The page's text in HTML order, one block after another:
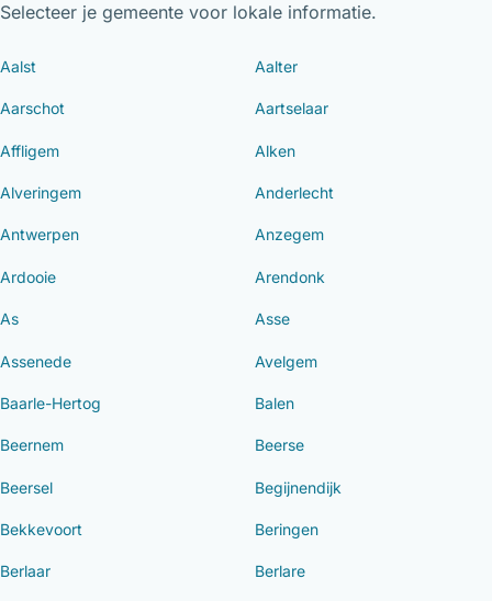
Selecteer je gemeente voor lokale informatie.
Aalst Aalter
Aarschot Aartselaar
Affligem Alken
Alveringem Anderlecht
Antwerpen Anzegem
Ardooie Arendonk
As Asse
Assenede Avelgem
Baarle-Hertog Balen
Beernem Beerse
Beersel Begijnendijk
Bekkevoort Beringen
Berlaar Berlare